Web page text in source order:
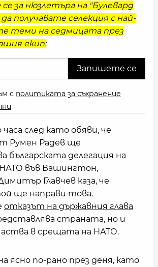
за нюзлетъра на "Булевард
да получавате селекция с най-
теми на седмицата през
екип:
с политиката за съхранение
часа след като обяви, че
Румен Радев ще
българската делегация на
във Вашингтон,
Главчев каза, че
ще направи това.
отказът на държавния глава
страната, но и
в срещата на НАТО.
ясно по-рано през деня, като